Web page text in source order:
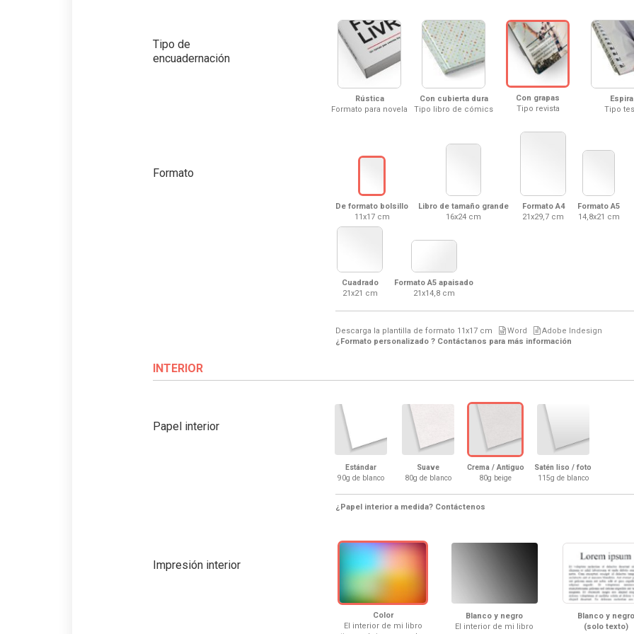
Tipo de
encuadernación
Rústica
Formato para novela
Con cubierta dura
Tipo libro de cómics
Con grapas
Tipo revista
Tipo
Formato
De formato bolsillo
11x17 cm
Libro de tamaño grande
16x24 cm
Formato A4
21x29,7 cm
Formato A5
14,8x21 cm
Cuadrado
21x21 cm
Formato A5 apaisado
21x14,8 cm
Descarga la plantilla de formato 11x17 cm Word
Adobe Indesign
¿Formato personalizado ? Contáctanos para más información
INTERIOR
Papel interior
Estándar
90g de blanco
Suave
80g de blanco
Crema / Antiguo
80g beige
Satén liso / foto
115g de blanco
¿Papel interior a medida? Contáctenos
Impresión interior
Color
El interior de mi libro
Blanco y negro
El interior de mi libro
Blanco y negro
(solo texto)